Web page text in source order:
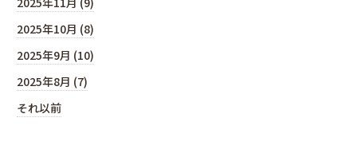
2025年10月 (8)
2025年9月 (10)
2025年8月 (7)
それ以前